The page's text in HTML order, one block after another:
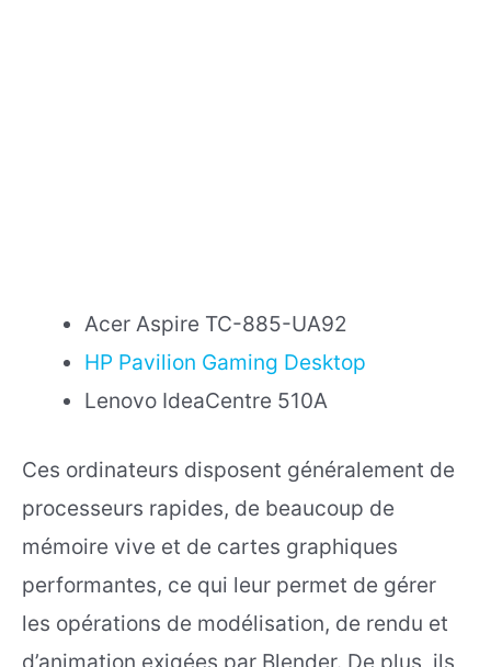
Acer Aspire TC-885-UA92
HP Pavilion Gaming Desktop
Lenovo IdeaCentre 510A
Ces ordinateurs disposent généralement de
processeurs rapides, de beaucoup de
mémoire vive et de cartes graphiques
performantes, ce qui leur permet de gérer
les opérations de modélisation, de rendu et